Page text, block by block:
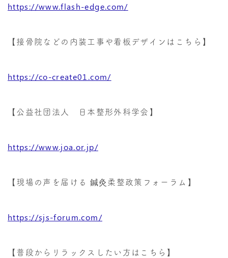
https://www.flash-edge.com/
【接骨院などの内装工事や看板デザインはこちら】
https://co-create01.com/
【公益社団法人 日本整形外科学会】
https://www.joa.or.jp/
【現場の声を届ける 鍼灸柔整政策フォーラム】
https://sjs-forum.com/
【普段からリラックスしたい方はこちら】